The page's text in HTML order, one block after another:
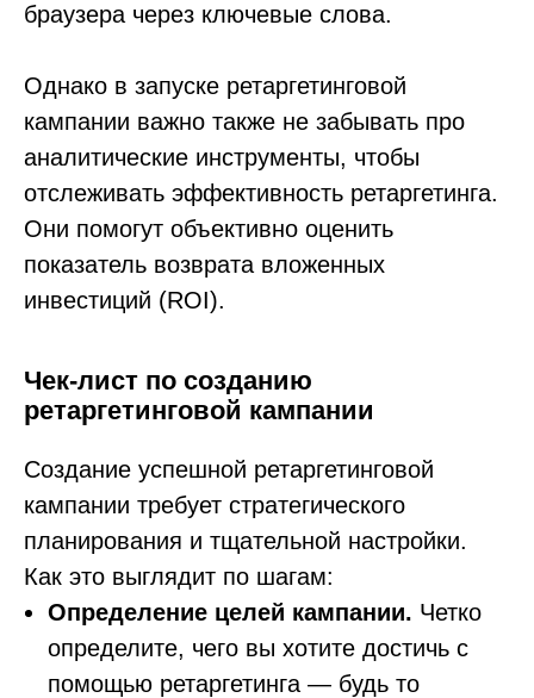
браузера через ключевые слова.
Однако в запуске ретаргетинговой
кампании важно также не забывать про
аналитические инструменты, чтобы
отслеживать эффективность ретаргетинга.
Они помогут объективно оценить
показатель возврата вложенных
инвестиций (ROI).
Чек-лист по созданию
ретаргетинговой кампании
Создание успешной ретаргетинговой
кампании требует стратегического
планирования и тщательной настройки.
Как это выглядит по шагам:
Определение целей кампании. Четко
определите, чего вы хотите достичь с
помощью ретаргетинга — будь то